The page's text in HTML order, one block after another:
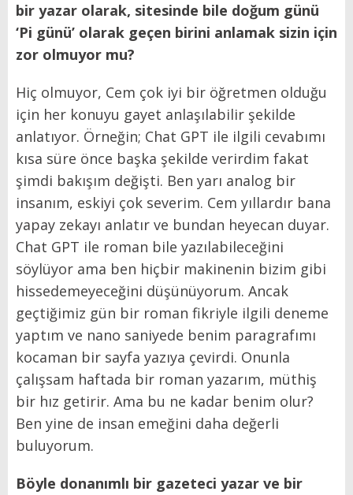
bir yazar olarak, sitesinde bile doğum günü
‘Pi günü’ olarak geçen birini anlamak sizin için
zor olmuyor mu?
Hiç olmuyor, Cem çok iyi bir öğretmen olduğu
için her konuyu gayet anlaşılabilir şekilde
anlatıyor. Örneğin; Chat GPT ile ilgili cevabımı
kısa süre önce başka şekilde verirdim fakat
şimdi bakışım değişti. Ben yarı analog bir
insanım, eskiyi çok severim. Cem yıllardır bana
yapay zekayı anlatır ve bundan heyecan duyar.
Chat GPT ile roman bile yazılabileceğini
söylüyor ama ben hiçbir makinenin bizim gibi
hissedemeyeceğini düşünüyorum. Ancak
geçtiğimiz gün bir roman fikriyle ilgili deneme
yaptım ve nano saniyede benim paragrafımı
kocaman bir sayfa yazıya çevirdi. Onunla
çalışsam haftada bir roman yazarım, müthiş
bir hız getirir. Ama bu ne kadar benim olur?
Ben yine de insan emeğini daha değerli
buluyorum.
Böyle donanımlı bir gazeteci yazar ve bir